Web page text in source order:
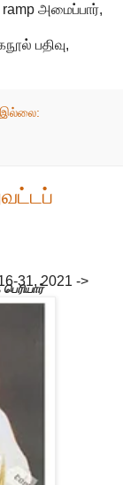
அமைப்பார்,
பதிவு,
இல்லை:
31, 2021 ->